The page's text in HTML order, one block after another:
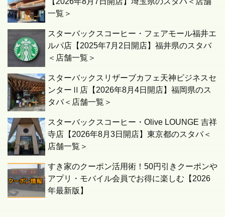
一覧＞
スターバックスコーヒー・フェアモール福井エ
ルパ店【2025年7月2日開店】福井県のスタバ
＜店舗一覧＞
スターバックスリザーブカフェ天神ビジネスセ
ンターⅡ店【2026年8月4日開店】福岡県のス
タバ＜店舗一覧＞
スターバックスコーヒー・Olive LOUNGE 吉祥
寺店【2026年8月3日開店】東京都のスタバ＜
店舗一覧＞
すき家のクーポン活用術！50円引きクーポンや
アプリ・モバイル会員でお得に楽しむ【2026
年最新版】